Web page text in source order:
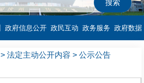
政府信息公开 政民互动 政务服务 政府数据
> 法定主动公开内容 > 公示公告